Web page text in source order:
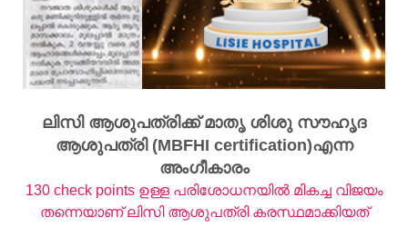
ലിസി ആശുപത്രിക്ക് മാതൃ ശിശു സൗഹൃദ
ആശുപത്രി (MBFHI certification)എന്ന
അംഗീകാരം
130 check points ഉള്ള പരിശോധനയില്‍ മികച്ച വിജയം
തന്നെയാണ് ലിസി ആശുപത്രി കരസ്ഥമാക്കിയത്